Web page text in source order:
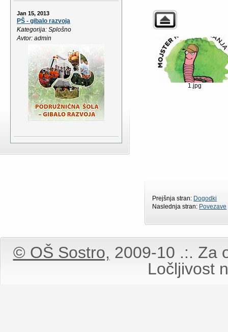
Jan 15, 2013
PŠ - gibalo razvoja
Kategorija: Splošno
Avtor: admin
1.jpg
Prejšnja stran: Dogodki
Naslednja stran: Povezave
© OŠ Sostro, 2009-10 .:. Za
Ločljivost